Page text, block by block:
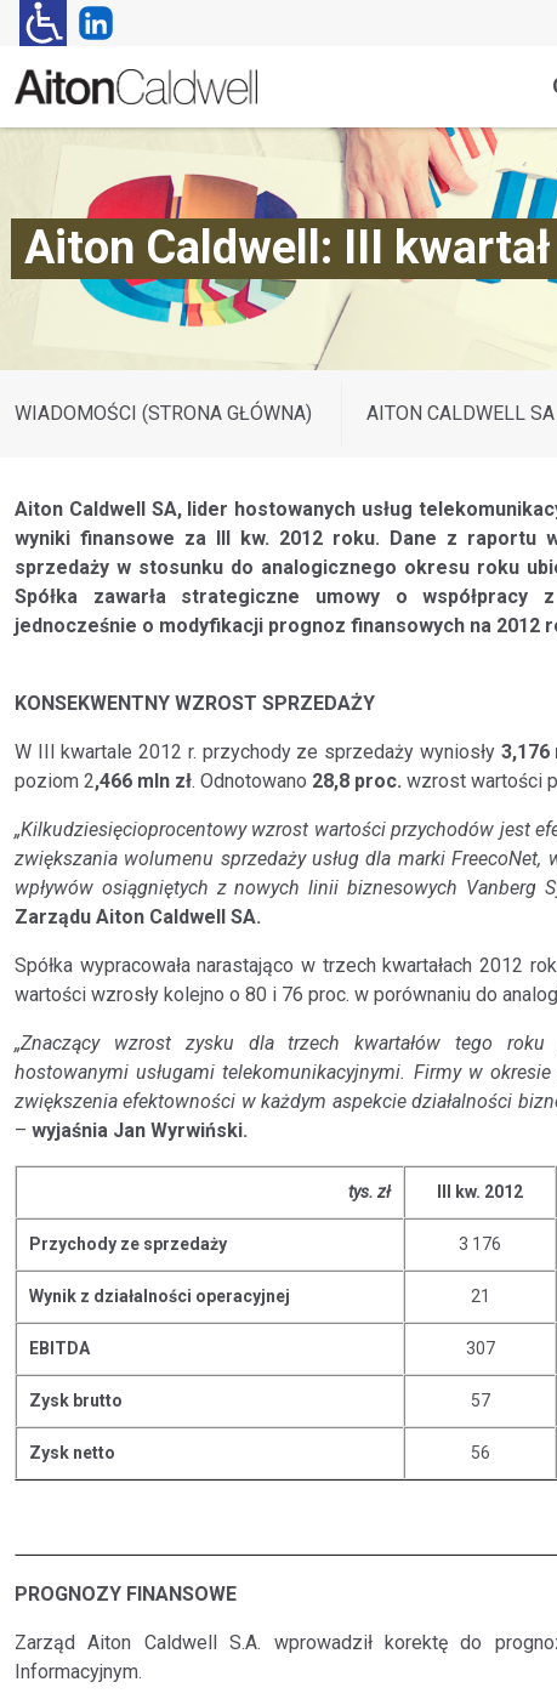
Aiton Caldwell: III
WIADOMOŚCI (STRONA GŁÓWNA) AITON CALDWELL SA
Aiton Caldwell SA, lider hostowanych usług
wyniki finansowe za III kw. 2012 roku. Dane z raportu
sprzedaży w stosunku do analogicznego okresu roku
Spółka zawarła strategiczne umowy o współpracy
jednocześnie o modyfikacji prognoz finansowych na 2012
KONSEKWENTNY WZROST SPRZEDAŻY
W III kwartale 2012 r. przychody ze sprzedaży wyniosły 3,176
poziom 2,466 mln zł. Odnotowano 28,8 proc. wzrost wartości
„Kilkudziesięcioprocentowy wzrost wartości przychodów jest
zwiększania wolumenu sprzedaży usług dla marki
wpływów osiągniętych z nowych linii biznesowych Vanberg
Zarządu Aiton Caldwell SA.
Spółka wypracowała narastająco w trzech kwartałach 2012
wartości wzrosły kolejno o 80 i 76 proc. w porównaniu do
„Znaczący wzrost zysku dla trzech kwartałów tego
hostowanymi usługami telekomunikacyjnymi. Firmy w
zwiększenia efektowności w każdym aspekcie działalności
– wyjaśnia Jan Wyrwiński.
tys. zł III kw. 2012
Przychody ze sprzedaży 3 176
Wynik z działalności operacyjnej 21
EBITDA 307
Zysk brutto 57
Zysk netto 56
PROGNOZY FINANSOWE
Zarząd Aiton Caldwell S.A. wprowadził korektę do
Informacyjnym.